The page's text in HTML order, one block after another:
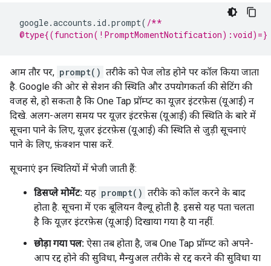
google.accounts . id .prompt( /**
आम तौर पर, prompt() तरीके को पेज लोड होने पर कॉल किया जाता
है. Google की ओर से सेशन की स्थिति और उपयोगकर्ता की सेटिंग की
वजह से, हो सकता है कि One Tap प्रॉम्प्ट का यूज़र इंटरफ़ेस (यूआई) न
दिखे. अलग-अलग समय पर यूज़र इंटरफ़ेस (यूआई) की स्थिति के बारे में
सूचना पाने के लिए, यूज़र इंटरफ़ेस (यूआई) की स्थिति से जुड़ी सूचनाएं
पाने के लिए, फ़ंक्शन पास करें.
सूचनाएं इन स्थितियों में भेजी जाती हैं:
डिसप्ले मोमेंट: यह prompt() तरीके को कॉल करने के बाद
होता है. सूचना में एक बूलियन वैल्यू होती है. इससे यह पता चलता
है कि यूज़र इंटरफ़ेस (यूआई) दिखाया गया है या नहीं.
छोड़ा गया पल: ऐसा तब होता है, जब One Tap प्रॉम्प्ट को अपने-
आप रद्द होने की सुविधा, मैन्युअल तरीके से रद्द करने की सुविधा या